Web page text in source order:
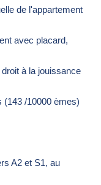
de l'appartement
avec placard,
à la jouissance
(143 /10000 èmes)
A2 et S1, au